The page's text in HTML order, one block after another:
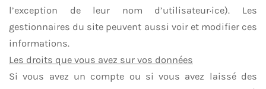
l’exception de leur nom d’utilisateur·ice). Les
gestionnaires du site peuvent aussi voir et modifier ces
informations.
Les droits que vous avez sur vos données
Si vous avez un compte ou si vous avez laissé des